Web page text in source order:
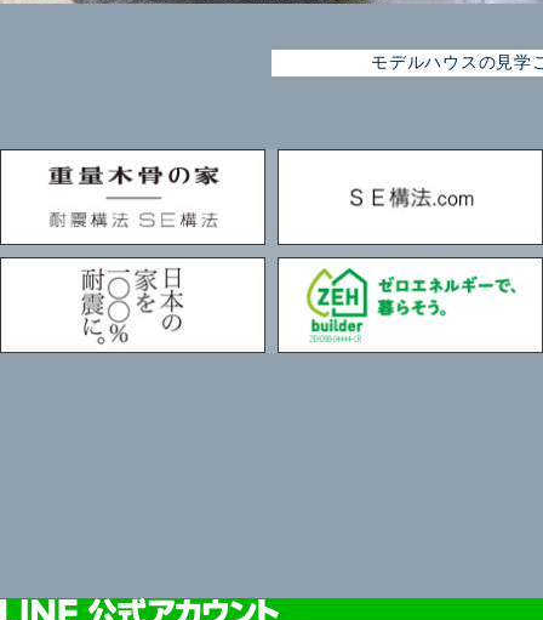
モデルハウスの見学